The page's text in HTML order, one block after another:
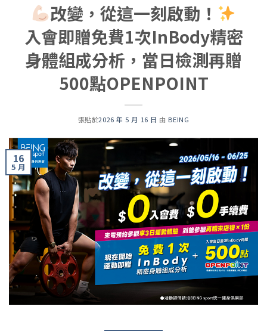
改變，從這一刻啟動！
入會即贈免費1次InBody精密
身體組成分析，當日檢測再贈
500點OPENPOINT
張貼於2026 年 5 月 16 日 由 BEING
16
5 月